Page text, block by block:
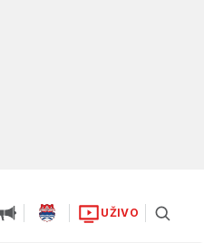
UŽIVO